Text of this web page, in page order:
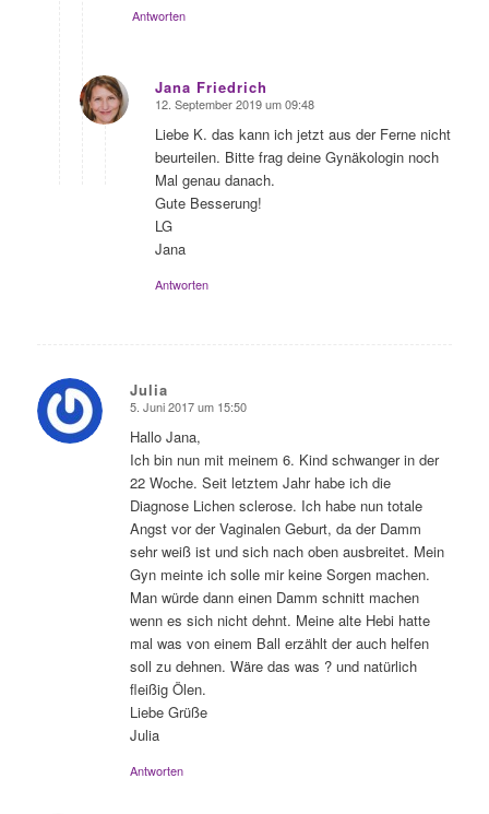
Antworten
Jana Friedrich
sagte:
12. September 2019 um 09:48
Liebe K. das kann ich jetzt aus der Ferne nicht
beurteilen. Bitte frag deine Gynäkologin noch
Mal genau danach.
Gute Besserung!
LG
Jana
Antworten
Julia
sagte:
5. Juni 2017 um 15:50
Hallo Jana,
Ich bin nun mit meinem 6. Kind schwanger in der
22 Woche. Seit letztem Jahr habe ich die
Diagnose Lichen sclerose. Ich habe nun totale
Angst vor der Vaginalen Geburt, da der Damm
sehr weiß ist und sich nach oben ausbreitet. Mein
Gyn meinte ich solle mir keine Sorgen machen.
Man würde dann einen Damm schnitt machen
wenn es sich nicht dehnt. Meine alte Hebi hatte
mal was von einem Ball erzählt der auch helfen
soll zu dehnen. Wäre das was ? und natürlich
fleißig Ölen.
Liebe Grüße
Julia
Antworten